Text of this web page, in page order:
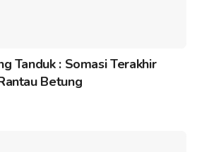
Tanduk : Somasi Terakhir
Betung